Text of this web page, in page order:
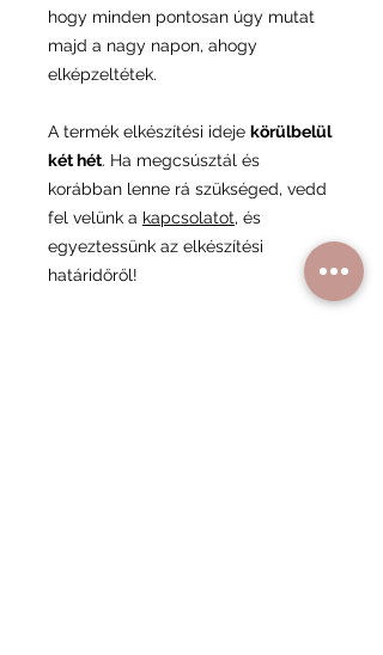
hogy minden pontosan úgy mutat
majd a nagy napon, ahogy
elképzeltétek.
A termék elkészítési ideje körülbelül
két hét. Ha megcsúsztál és
korábban lenne rá szükséged, vedd
fel velünk a kapcsolatot, és
egyeztessünk az elkészítési
határidőről!